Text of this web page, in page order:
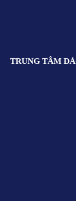
TRUNG TÂM